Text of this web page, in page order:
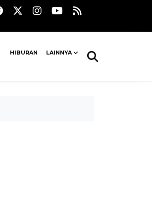
HIBURAN LAINNYA